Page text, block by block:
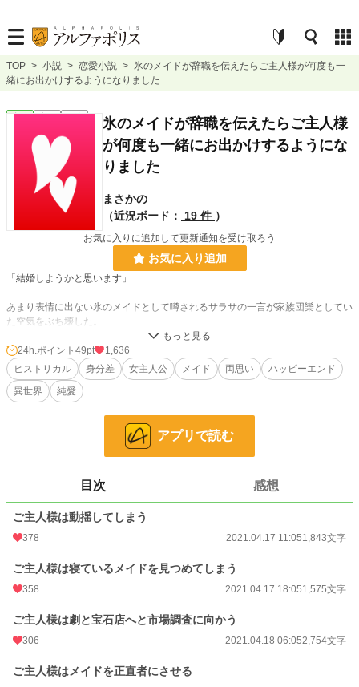
TOP > 小説 > 恋愛小説 > 氷のメイドが辞職を伝えたらご主人様が何度も一
緒にお出かけするようになりました
恋愛 完結 短編
氷のメイドが辞職を伝えたらご主人様
が何度も一緒にお出かけするようにな
りました
まさかの
（近況ボード：
19 件 ）
お気に入りに追加して更新通知を受け取ろう
お気に入り追加
「結婚しようかと思います」
あまり表情に出ない氷のメイドとして噂されるサラサの一言が家族団欒としてい
た空気をぶち壊した。
ただそれは田舎に戻って結婚相手を探すというだけのことだった。
それに安心した伯爵の奥様が伯爵家の一人息子のオックスが成人するまでの一年
間は残ってほしいという頼みを受け、いつものようにオックスのお世話をするサ
ラサ。
緒に何度もお出かけをするようになった。
好みの宝石を聞かれたり、ドレスを着せられたり、さらには何度も自分の好きな
料理を食べさせてもらったりしながらも、あくまでも社会勉強と言い続けるオッ
二人の甘酸っぱい日々と夫婦になるまでの物語。
小説 15,986 位 / 228,588 件
恋愛
お気に入り 335
文字数 8,546
24h.ポイント 49pt
1,636
ヒストリカル
身分差 女主人公 メイド 両思い
ハッピーエンド
異世界
純愛
アプリで読む
目次 感想
ご主人様は動揺してしまう
378 2021.04.17 11:051,843文字
ご主人様は寝ているメイドを見つめてしまう
358 2021.04.17 18:051,575文字
ご主人様は劇と宝石店へと市場調査に向かう
306 2021.04.18 06:052,754文字
ご主人様はメイドを正直者にさせる